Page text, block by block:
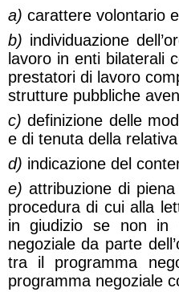
a) carattere volontario
b) individuazione
lavoro in enti bilaterali
prestatori di lavoro
strutture pubbliche
c) definizione delle
e di tenuta della
d) indicazione del
e) attribuzione di
procedura di cui alla
in giudizio se non in
negoziale da parte
tra il programma
programma negoziale